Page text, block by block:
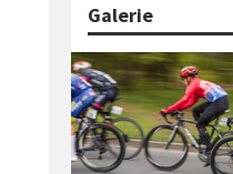
Galerie